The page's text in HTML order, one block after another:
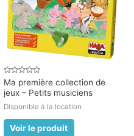
Note
0
sur
Ma première collection de
jeux – Petits musiciens
Disponible à la location
Voir le produit